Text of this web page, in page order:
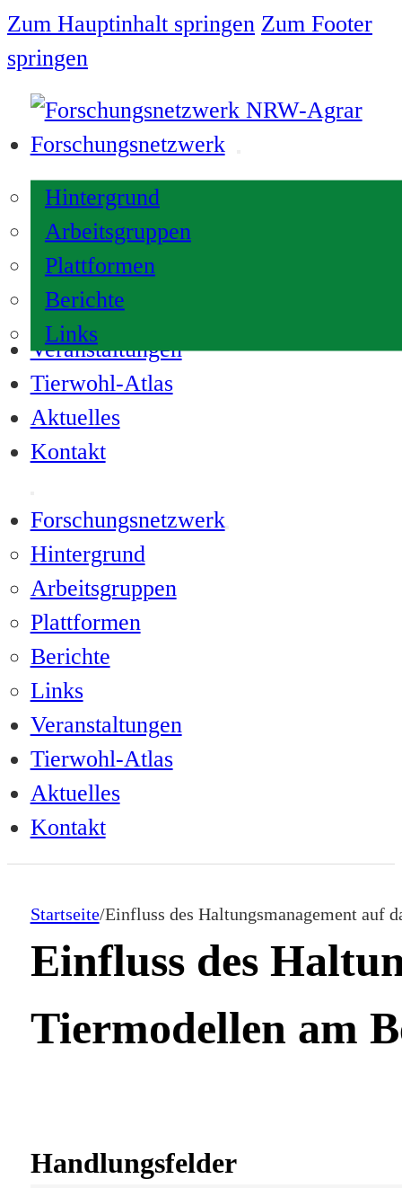
Zum Hauptinhalt springen Zum Footer
springen
Forschungsnetzwerk
Hintergrund
Arbeitsgruppen
Plattformen
Berichte
Links
Veranstaltungen
Tierwohl-Atlas
Aktuelles
Kontakt
Forschungsnetzwerk
Hintergrund
Arbeitsgruppen
Plattformen
Berichte
Links
Veranstaltungen
Tierwohl-Atlas
Aktuelles
Kontakt
Startseite/Einfluss des Haltungsmanagement auf
Einfluss des
Tiermodellen am
Handlungsfelder